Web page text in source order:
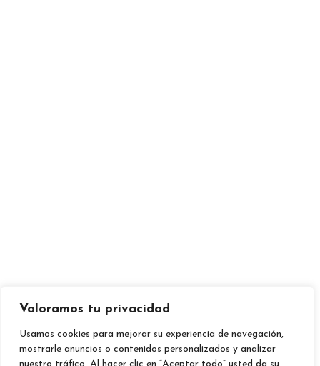
Valoramos tu privacidad
Usamos cookies para mejorar su experiencia de navegación,
mostrarle anuncios o contenidos personalizados y analizar
643 80 11 54